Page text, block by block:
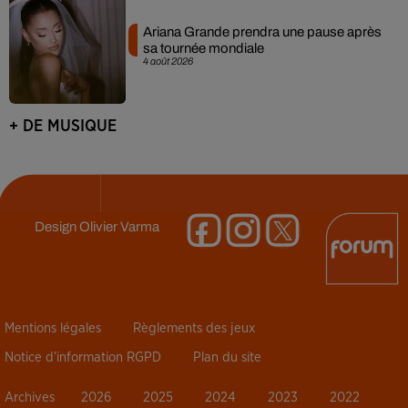
4 août 2026
Ariana Grande prendra une pause après
sa tournée mondiale
+ DE MUSIQUE
DesignOlivier Varma
Mentions légales Règlements des jeux
Notice d’information RGPD Plan du site
Archives 2026 2025 2024 2023 2022